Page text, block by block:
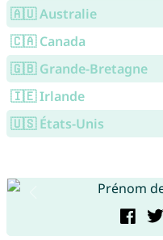
🇦🇺 Australie
🇨🇦 Canada
🇬🇧 Grande-Bretagne
🇮🇪 Irlande
🇺🇸 États-Unis